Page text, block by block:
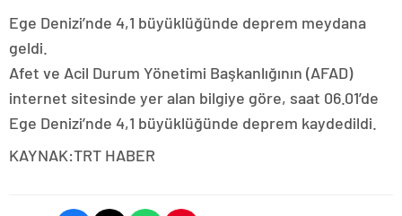
Ege Denizi’nde 4,1 büyüklüğünde deprem meydana
geldi.
Afet ve Acil Durum Yönetimi Başkanlığının (AFAD)
internet sitesinde yer alan bilgiye göre, saat 06.01’de
Ege Denizi’nde 4,1 büyüklüğünde deprem kaydedildi.
KAYNAK:TRT HABER